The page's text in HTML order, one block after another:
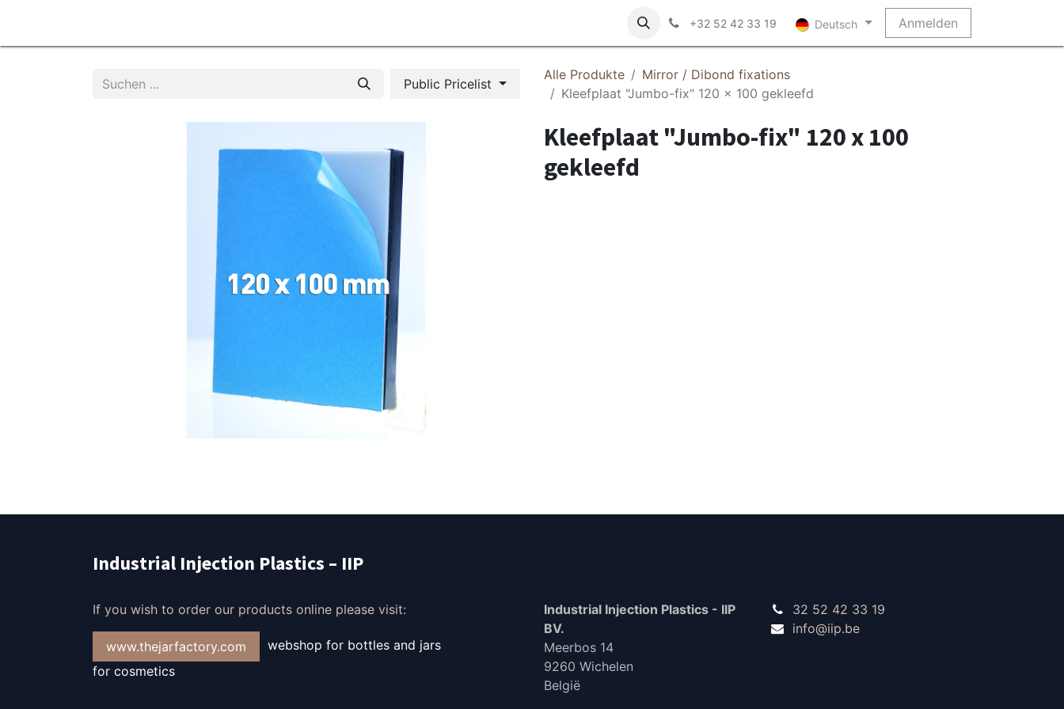
+32 52 42 33 19 Deutsch Anmelden
Public Pricelist
Alle Produkte
Mirror / Dibond fixations
Kleefplaat "Jumbo-fix" 120 x 100 gekleefd
Kleefplaat "Jumbo-fix" 120 x 100
gekleefd
Industrial Injection Plastics – IIP
If you wish to order our products online please visit:
www.thejarfactory.com
webshop for bottles and jars
for cosmetics
Industrial Injection Plastics - IIP
BV.
Meerbos 14
9260 Wichelen
België
32 52 42 33 19
info@iip.be